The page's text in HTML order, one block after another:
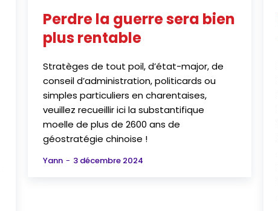
Perdre la guerre sera bien
plus rentable
Stratèges de tout poil, d’état-major, de
conseil d’administration, politicards ou
simples particuliers en charentaises,
veuillez recueillir ici la substantifique
moelle de plus de 2600 ans de
géostratégie chinoise !
Yann - 3 décembre 2024